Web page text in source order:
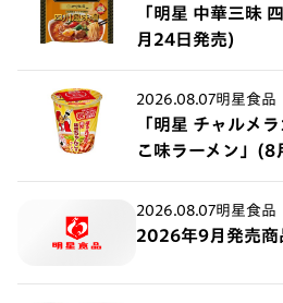
「明星 中華三昧
月24日発売)
2026.08.07明星食品
「明星 チャルメ
こ味ラーメン」(8
2026.08.07明星食品
2026年9月発売商